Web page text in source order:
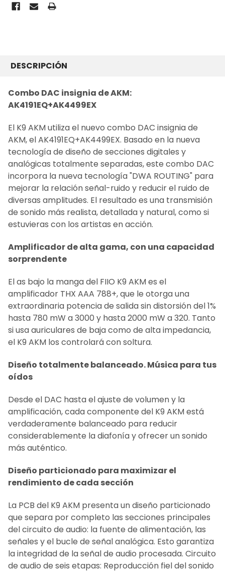
JUNTOS
SELECCIONAR
AÑADIR LO
SELECCIONADO
AL CARRITO
DESCRIPCIÓN
Combo DAC insignia de AKM:
AK4191EQ+AK4499EX
El K9 AKM utiliza el nuevo combo DAC insignia de
AKM, el AK4191EQ+AK4499EX. Basado en la nueva
tecnología de diseño de secciones digitales y
analógicas totalmente separadas, este combo DAC
incorpora la nueva tecnología "DWA ROUTING" para
mejorar la relación señal-ruido y reducir el ruido de
diversas amplitudes. El resultado es una transmisión
de sonido más realista, detallada y natural, como si
estuvieras con los artistas en acción.
Amplificador de alta gama, con una capacidad
sorprendente
El as bajo la manga del FIIO K9 AKM es el
amplificador THX AAA 788+, que le otorga una
extraordinaria potencia de salida sin distorsión del 1%
hasta 780 mW a 3000 y hasta 2000 mW a 320. Tanto
si usa auriculares de baja como de alta impedancia,
el K9 AKM los controlará con soltura.
Diseño totalmente balanceado. Música para tus
oídos
Desde el DAC hasta el ajuste de volumen y la
amplificación, cada componente del K9 AKM está
verdaderamente balanceado para reducir
considerablemente la diafonía y ofrecer un sonido
más auténtico.
Diseño particionado para maximizar el
rendimiento de cada sección
La PCB del K9 AKM presenta un diseño particionado
que separa por completo las secciones principales
del circuito de audio: la fuente de alimentación, las
señales y el bucle de señal analógica. Esto garantiza
la integridad de la señal de audio procesada. Circuito
de audio de seis etapas: Reproducción fiel del sonido